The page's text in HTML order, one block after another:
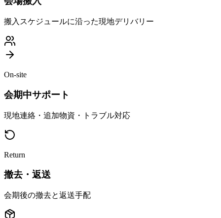
搬入スケジュールに沿った現地デリバリー
On-site
会期中サポート
現地連絡・追加物資・トラブル対応
Return
撤去・返送
会期後の撤去と返送手配